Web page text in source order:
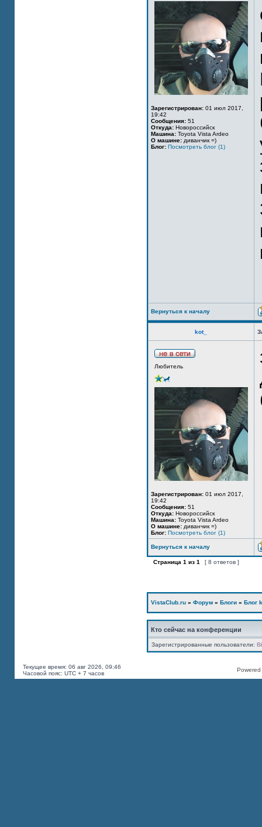
Зарегистрирован: 01 июл 2017,
19:42
Сообщения: 51
Откуда: Новороссийск
Машина: Toyota Vista Ardeo
О машине: диванчик =)
Блог: Посмотреть блог (1)
Вернуться к началу
kot_
Любитель
Зарегистрирован: 01 июл 2017,
19:42
Сообщения: 51
Откуда: Новороссийск
Машина: Toyota Vista Ardeo
О машине: диванчик =)
Блог: Посмотреть блог (1)
Вернуться к началу
Страница 1 из 1 [ 8 ответов ]
VistaClub.ru » Форум » Блоги » Блог
Кто сейчас на конференции
Зарегистрированные пользователи:
Текущее время: 06 авг 2026, 09:46
Часовой пояс: UTC + 7 часов